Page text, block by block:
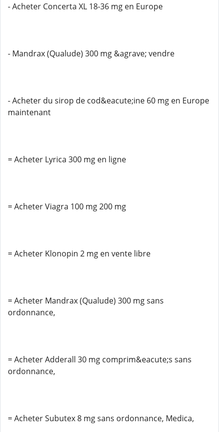
- Acheter Concerta XL 18-36 mg en Europe
- Mandrax (Qualude) 300 mg &agrave; vendre
- Acheter du sirop de cod&eacute;ine 60 mg en Europe
maintenant
= Acheter Lyrica 300 mg en ligne
= Acheter Viagra 100 mg 200 mg
= Acheter Klonopin 2 mg en vente libre
= Acheter Mandrax (Qualude) 300 mg sans
ordonnance,
= Acheter Adderall 30 mg comprim&eacute;s sans
ordonnance,
= Acheter Subutex 8 mg sans ordonnance, Medica,